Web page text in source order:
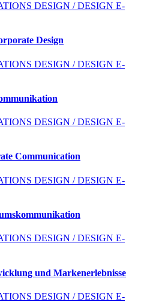
DESIGN / DESIGN E-
Design
DESIGN / DESIGN E-
DESIGN / DESIGN E-
Communication
DESIGN / DESIGN E-
DESIGN / DESIGN E-
und Markenerlebnisse
DESIGN / DESIGN E-